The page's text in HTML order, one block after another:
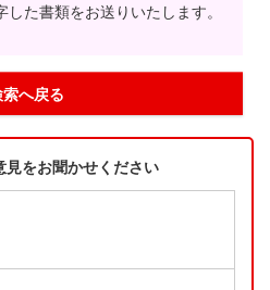
た書類をお送りいたします。
索へ戻る
見をお聞かせください